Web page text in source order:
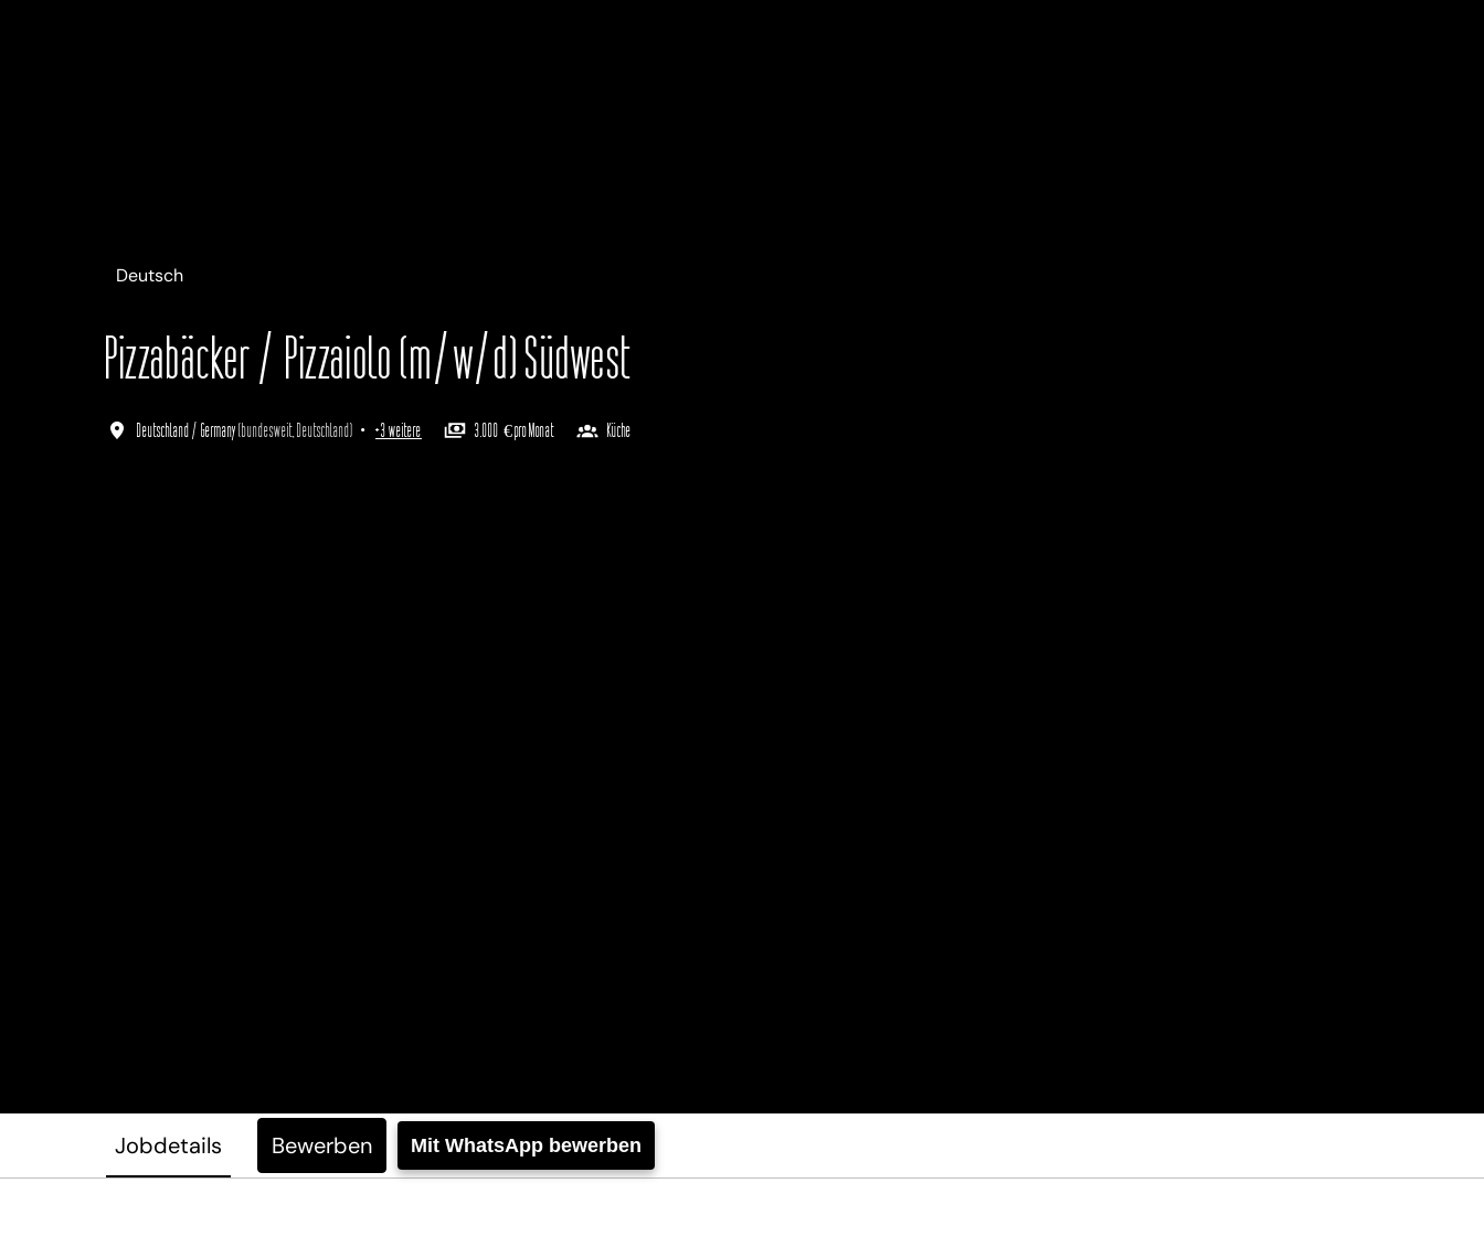
Deutsch
Pizzabäcker / Pizzaiolo (m/w/d) Südwest
Deutschland / Germany bundesweit Deutschland) • +3 weitere 3.000 € pro Monat Küche
Jobdetails Bewerben Mit WhatsApp bewerben